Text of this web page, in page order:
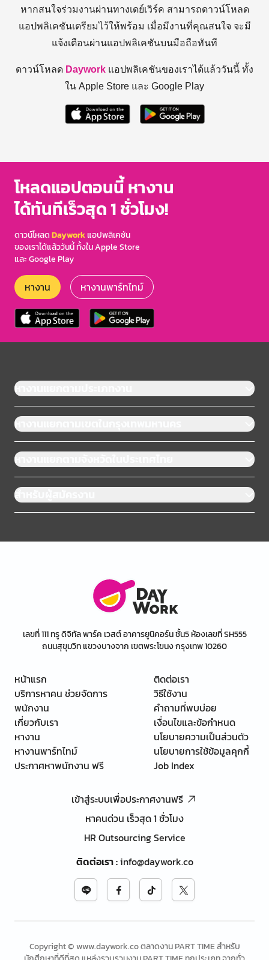
หากสนใจร่วมงานผ่านทางเดย์เวิร์ค สามารถดาวน์โหลด
แอปพลิเคชันเตรียมไว้ให้พร้อม เมื่อมีงานที่คุณสนใจ จะมี
แจ้งเตือนผ่านแอปพลิเคชันบนมือถือทันที
ดาวน์โหลด Daywork แอปพลิเคชันของเราได้แล้ววันนี้ ทั้ง
ใน Apple Store และ Google Play
โหลดแอปตอนนี้ หางาน
ได้ทันทีเร็วสุด 1 ชั่วโมง!
ดาวน์โหลดDayworkแอปพลิเคชัน
ของเราได้แล้ววันนี้ ทั้งใน Apple Store
และ Google Play
หางาน หางานพาร์ทไทม์
หางานแยกตามประเภทงาน
หางานแยกตามเขตในกรุงเทพมหานคร
หางานแยกตามจังหวัดในประเทศไทย
สำหรับผู้สมัครงาน
เลขที่ 111 ทรู ดิจิทัล พาร์ค เวสต์ อาคารยูนิคอร์น ชั้น5 ห้องเลขที่ SH555
ถนนสุขุมวิท แขวงบางจาก เขตพระโขนง กรุงเทพ 10260
หน้าแรก
บริการหาคน ช่วยจัดการ
พนักงาน
เกี่ยวกับเรา
หางาน
หางานพาร์ทไทม์
ประกาศหาพนักงาน ฟรี
ติดต่อเรา
วิธีใช้งาน
คำถามที่พบบ่อย
เงื่อนไขและข้อกำหนด
นโยบายความเป็นส่วนตัว
นโยบายการใช้ข้อมูลคุกกี้
Job Index
เข้าสู่ระบบเพื่อประกาศงานฟรี
หาคนด่วน เร็วสุด 1 ชั่วโมง
HR Outsourcing Service
ติดต่อเรา:info@daywork.co
Copyright © www.daywork.co ตลาดงาน PART TIME สำหรับ